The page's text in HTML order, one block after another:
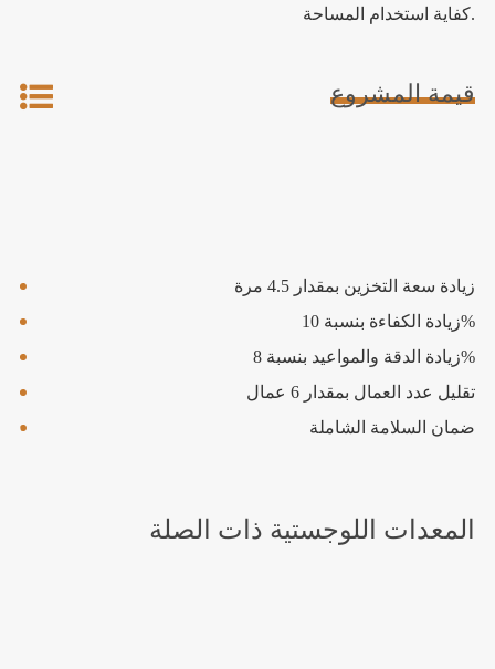
كفاية استخدام المساحة.
قيمة المشروع
زيادة سعة التخزين بمقدار 4.5 مرة
زيادة الكفاءة بنسبة 10%
زيادة الدقة والمواعيد بنسبة 8%
تقليل عدد العمال بمقدار 6 عمال
ضمان السلامة الشاملة
المعدات اللوجستية ذات الصلة